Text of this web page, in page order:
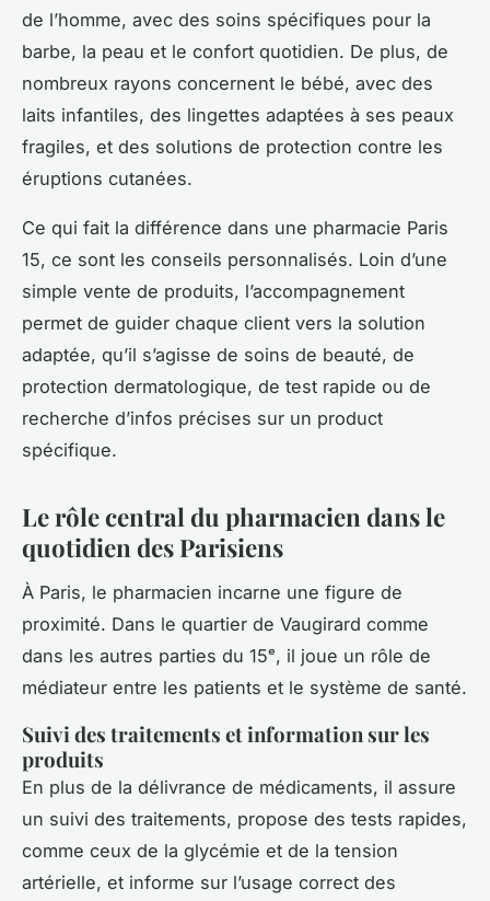
de l’homme, avec des soins spécifiques pour la
barbe, la peau et le confort quotidien. De plus, de
nombreux rayons concernent le bébé, avec des
laits infantiles, des lingettes adaptées à ses peaux
fragiles, et des solutions de protection contre les
éruptions cutanées.
Ce qui fait la différence dans une pharmacie Paris
15, ce sont les conseils personnalisés. Loin d’une
simple vente de produits, l’accompagnement
permet de guider chaque client vers la solution
adaptée, qu’il s’agisse de soins de beauté, de
protection dermatologique, de test rapide ou de
recherche d’infos précises sur un product
spécifique.
Le rôle central du pharmacien dans le
quotidien des Parisiens
À Paris, le pharmacien incarne une figure de
proximité. Dans le quartier de Vaugirard comme
dans les autres parties du 15ᵉ, il joue un rôle de
médiateur entre les patients et le système de santé.
Suivi des traitements et information sur les
produits
En plus de la délivrance de médicaments, il assure
un suivi des traitements, propose des tests rapides,
comme ceux de la glycémie et de la tension
artérielle, et informe sur l’usage correct des